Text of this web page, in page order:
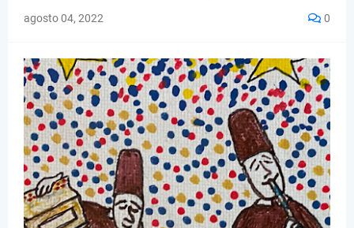
agosto 04, 2022 0